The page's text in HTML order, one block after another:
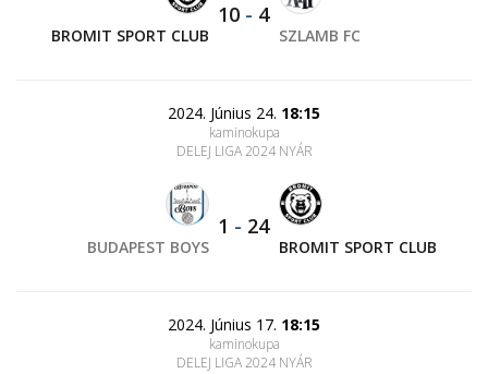
BROMIT SPORT CLUB
10 - 4
SZLAMB FC
2024. Június 24. 18:15
kaminokupa
DELEJ LIGA 2024 NYÁR
BUDAPEST BOYS
1 - 24
BROMIT SPORT CLUB
2024. Június 17. 18:15
kaminokupa
DELEJ LIGA 2024 NYÁR